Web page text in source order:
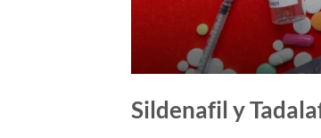
Sildenafil y